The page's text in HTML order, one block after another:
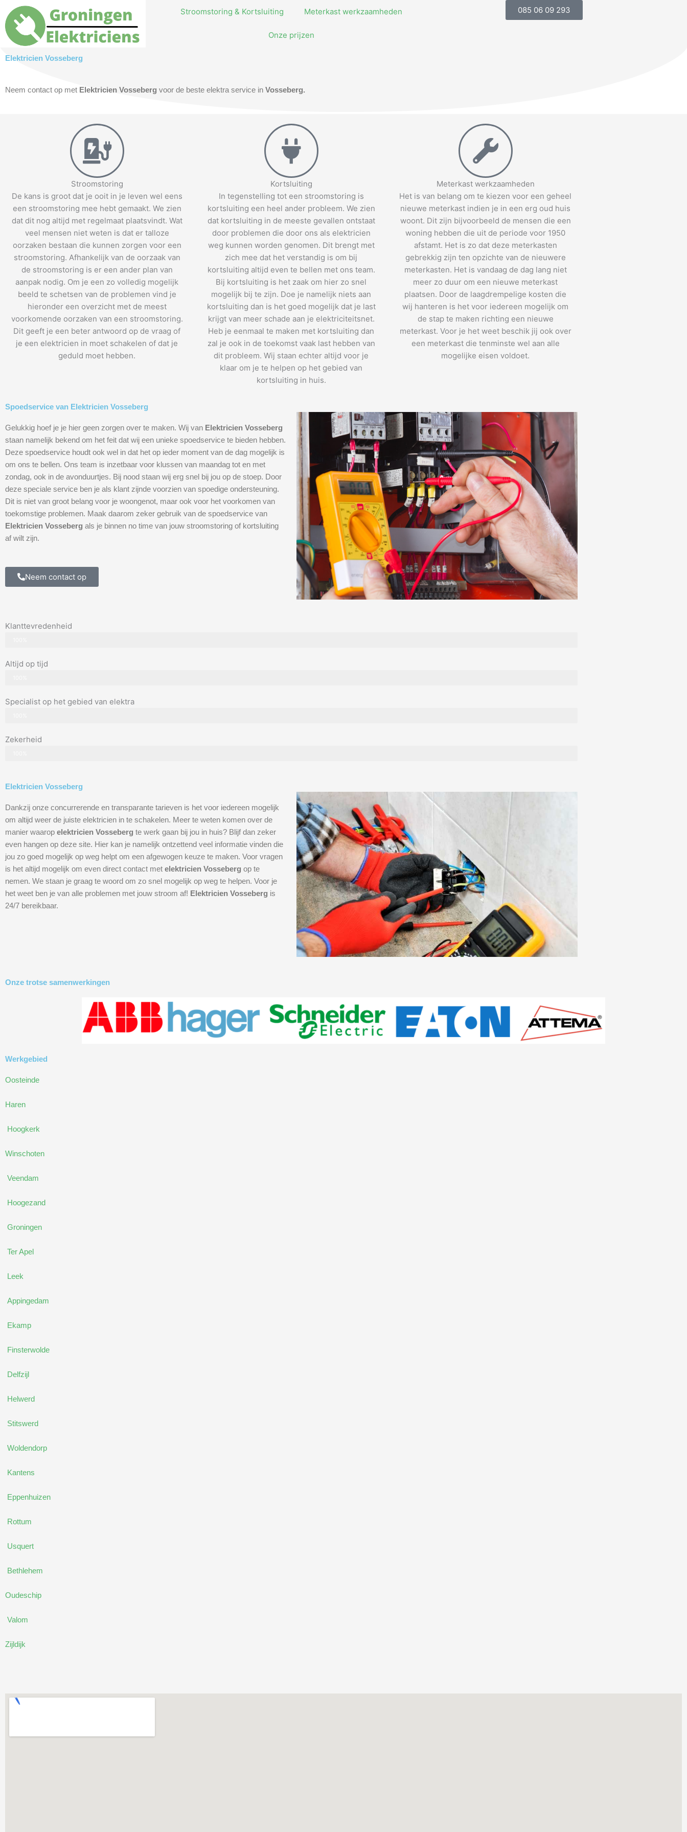
to
content
Stroomstoring & Kortsluiting Meterkast werkzaamheden
Onze prijzen
085 06 09 293
Elektricien Vosseberg
Neem contact op met Elektricien Vosseberg voor de beste elektra service in Vosseberg.
Stroomstoring
De kans is groot dat je ooit in je leven wel eens
een stroomstoring mee hebt gemaakt. We zien
dat dit nog altijd met regelmaat plaatsvindt. Wat
veel mensen niet weten is dat er talloze
oorzaken bestaan die kunnen zorgen voor een
stroomstoring. Afhankelijk van de oorzaak van
de stroomstoring is er een ander plan van
aanpak nodig. Om je een zo volledig mogelijk
beeld te schetsen van de problemen vind je
hieronder een overzicht met de meest
voorkomende oorzaken van een stroomstoring.
Dit geeft je een beter antwoord op de vraag of
je een elektricien in moet schakelen of dat je
geduld moet hebben.
Kortsluiting
In tegenstelling tot een stroomstoring is
kortsluiting een heel ander probleem. We zien
dat kortsluiting in de meeste gevallen ontstaat
door problemen die door ons als elektricien
weg kunnen worden genomen. Dit brengt met
zich mee dat het verstandig is om bij
kortsluiting altijd even te bellen met ons team.
Bij kortsluiting is het zaak om hier zo snel
mogelijk bij te zijn. Doe je namelijk niets aan
kortsluiting dan is het goed mogelijk dat je last
krijgt van meer schade aan je elektriciteitsnet.
Heb je eenmaal te maken met kortsluiting dan
zal je ook in de toekomst vaak last hebben van
dit probleem. Wij staan echter altijd voor je
klaar om je te helpen op het gebied van
kortsluiting in huis.
Meterkast werkzaamheden
Het is van belang om te kiezen voor een geheel
nieuwe meterkast indien je in een erg oud huis
woont. Dit zijn bijvoorbeeld de mensen die een
woning hebben die uit de periode voor 1950
afstamt. Het is zo dat deze meterkasten
gebrekkig zijn ten opzichte van de nieuwere
meterkasten. Het is vandaag de dag lang niet
meer zo duur om een nieuwe meterkast
plaatsen. Door de laagdrempelige kosten die
wij hanteren is het voor iedereen mogelijk om
de stap te maken richting een nieuwe
meterkast. Voor je het weet beschik jij ook over
een meterkast die tenminste wel aan alle
mogelijke eisen voldoet.
Spoedservice van Elektricien Vosseberg
Gelukkig hoef je je hier geen zorgen over te maken. Wij van Elektricien Vosseberg
staan namelijk bekend om het feit dat wij een unieke spoedservice te bieden hebben.
Deze spoedservice houdt ook wel in dat het op ieder moment van de dag mogelijk is
om ons te bellen. Ons team is inzetbaar voor klussen van maandag tot en met
zondag, ook in de avonduurtjes. Bij nood staan wij erg snel bij jou op de stoep. Door
deze speciale service ben je als klant zijnde voorzien van spoedige ondersteuning.
Dit is niet van groot belang voor je woongenot, maar ook voor het voorkomen van
toekomstige problemen. Maak daarom zeker gebruik van de spoedservice van
Elektricien Vosseberg als je binnen no time van jouw stroomstoring of kortsluiting
af wilt zijn.
Neem contact op
Klanttevredenheid
Altijd op tijd
Specialist op het gebied van elektra
Zekerheid
Elektricien Vosseberg
Dankzij onze concurrerende en transparante tarieven is het voor iedereen mogelijk
om altijd weer de juiste elektricien in te schakelen. Meer te weten komen over de
manier waarop elektricien Vosseberg te werk gaan bij jou in huis? Blijf dan zeker
even hangen op deze site. Hier kan je namelijk ontzettend veel informatie vinden die
jou zo goed mogelijk op weg helpt om een afgewogen keuze te maken. Voor vragen
is het altijd mogelijk om even direct contact met elektricien Vosseberg op te
nemen. We staan je graag te woord om zo snel mogelijk op weg te helpen. Voor je
het weet ben je van alle problemen met jouw stroom af! Elektricien Vosseberg is
24/7 bereikbaar.
Onze trotse samenwerkingen
Werkgebied
Oosteinde
Haren
Hoogkerk
Winschoten
Veendam
Hoogezand
Groningen
Ter Apel
Leek
Appingedam
Ekamp
Finsterwolde
Delfzijl
Helwerd
Stitswerd
Woldendorp
Kantens
Eppenhuizen
Rottum
Usquert
Bethlehem
Oudeschip
Valom
Zijldijk